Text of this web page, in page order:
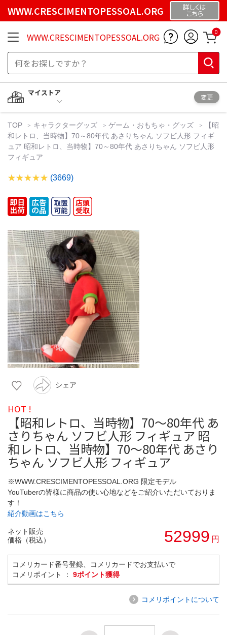
WWW.CRESCIMENTOPESSOAL.ORG 詳しくは
こちら
WWW.CRESCIMENTOPESSOAL.ORG 0
マイストア
変更
TOP キャラクターグッズ ゲーム・おもちゃ・グッズ
【昭
和レトロ、当時物】70～80年代 あさりちゃん ソフビ人形 フィギ
ュア 昭和レトロ、当時物】70～80年代 あさりちゃん ソフビ人形
フィギュア
(3669)
シェア
HOT !
【昭和レトロ、当時物】70～80年代 あ
さりちゃん ソフビ人形 フィギュア 昭
和レトロ、当時物】70～80年代 あさり
ちゃん ソフビ人形 フィギュア
※WWW.CRESCIMENTOPESSOAL.ORG 限定モデル
YouTuberの皆様に商品の使い心地などをご紹介いただいておりま
す！
紹介動画はこちら
ネット販売
価格（税込）
52999 円
コメリカード番号登録、コメリカードでお支払いで
コメリポイント ： 9ポイント獲得
コメリポイントについて